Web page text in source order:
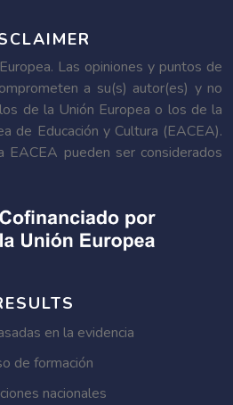
Las opiniones y puntos de
a su(s) autor(es) y no
de la Unión Europea o los de la
de Educación y Cultura (EACEA).
EACEA pueden ser considerados
en la evidencia
de formación
nacionales